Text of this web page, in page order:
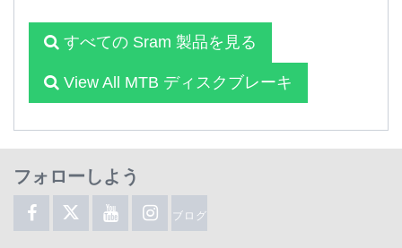
すべての Sram 製品を見る
View All MTB ディスクブレーキ
フォローしよう
ブログ